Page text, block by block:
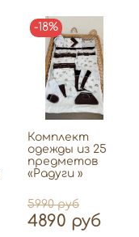
-18%
Комплект
одежды из 25
предметов
«Радуги »
5990 руб
4890 руб